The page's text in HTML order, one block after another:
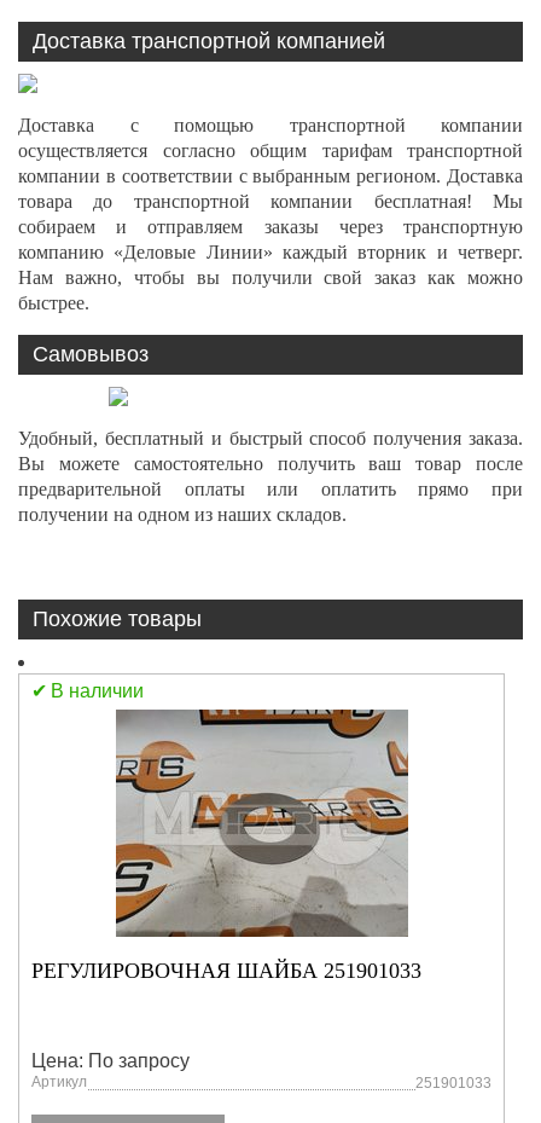
Доставка транспортной компанией
Доставка с помощью транспортной компании
осуществляется согласно общим тарифам транспортной
компании в соответствии с выбранным регионом. Доставка
товара до транспортной компании бесплатная! Мы
собираем и отправляем заказы через транспортную
компанию «Деловые Линии» каждый вторник и четверг.
Нам важно, чтобы вы получили свой заказ как можно
быстрее.
Самовывоз
Удобный, бесплатный и быстрый способ получения заказа.
Вы можете самостоятельно получить ваш товар после
предварительной оплаты или оплатить прямо при
получении на одном из наших складов.
Похожие товары
В наличии
РЕГУЛИРОВОЧНАЯ ШАЙБА 251901033
Цена: По запросу
Артикул 251901033